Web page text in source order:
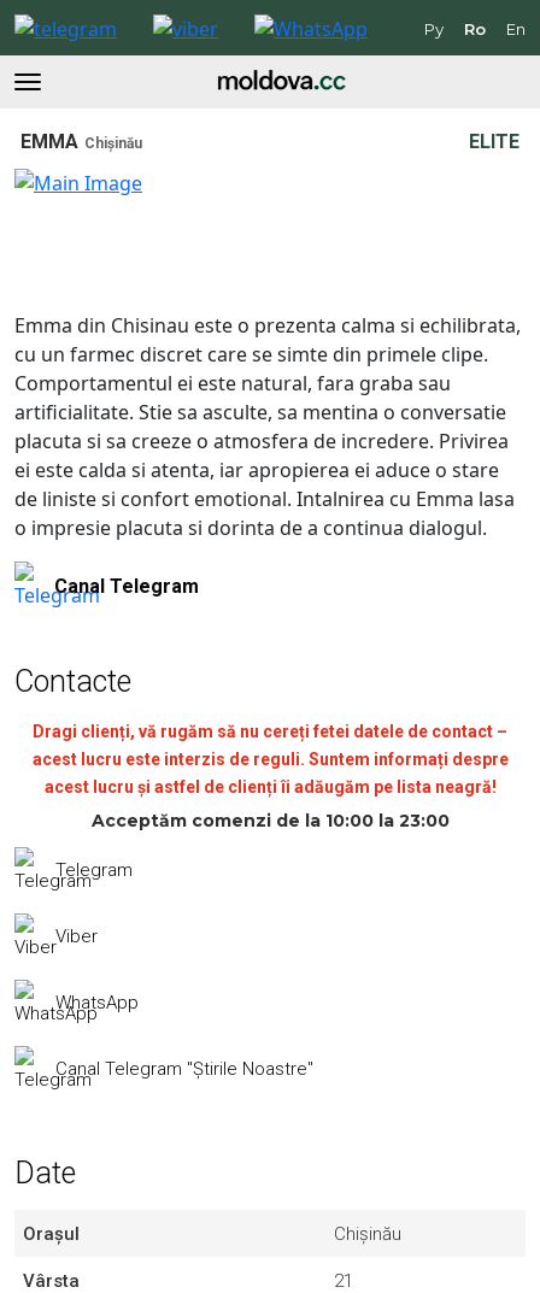
Ру Ro En
EMMA Chișinău ELITE
Emma din Chisinau este o prezenta calma si echilibrata,
cu un farmec discret care se simte din primele clipe.
Comportamentul ei este natural, fara graba sau
artificialitate. Stie sa asculte, sa mentina o conversatie
placuta si sa creeze o atmosfera de incredere. Privirea
ei este calda si atenta, iar apropierea ei aduce o stare
de liniste si confort emotional. Intalnirea cu Emma lasa
o impresie placuta si dorinta de a continua dialogul.
Canal Telegram
Contacte
Dragi clienți, vă rugăm să nu cereți fetei datele de contact –
acest lucru este interzis de reguli. Suntem informați despre
acest lucru și astfel de clienți îi adăugăm pe lista neagră!
Acceptăm comenzi de la 10:00 la 23:00
Telegram
Viber
WhatsApp
Canal Telegram "Știrile Noastre"
Date
Orașul Chișinău
Vârsta 21